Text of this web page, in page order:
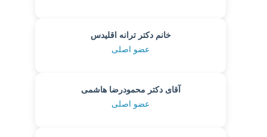
خانم دکتر ترانه اقلیدس
عضو اصلی
آقای دکتر محمودرضا هاشمی
عضو اصلی